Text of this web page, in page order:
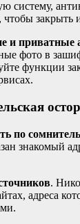
систему,
закрыть
и приватные
фото в
функции
по
знакомый
.
адреса